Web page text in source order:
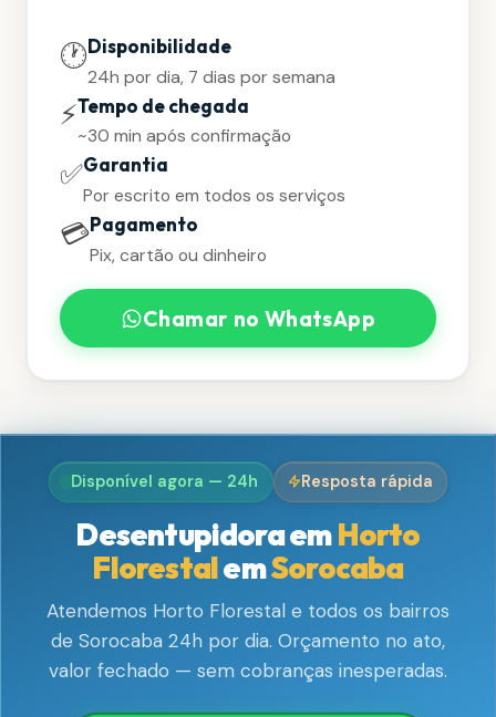
🕐Disponibilidade
24h por dia, 7 dias por semana
⚡Tempo de chegada
~30 min após confirmação
✅Garantia
Por escrito em todos os serviços
💳Pagamento
Pix, cartão ou dinheiro
Chamar no WhatsApp
Disponível agora — 24h Resposta rápida
Desentupidora emHorto
FlorestalemSorocaba
Atendemos Horto Florestal e todos os bairros
de Sorocaba 24h por dia. Orçamento no ato,
valor fechado — sem cobranças inesperadas.